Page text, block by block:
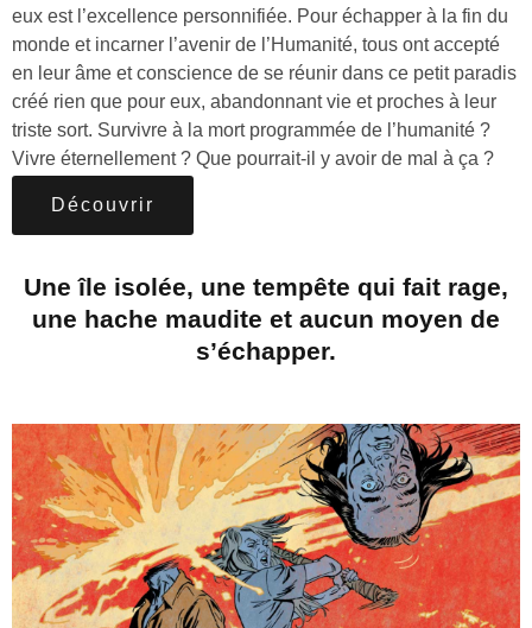
eux est l’excellence personnifiée. Pour échapper à la fin du
monde et incarner l’avenir de l’Humanité, tous ont accepté
en leur âme et conscience de se réunir dans ce petit paradis
créé rien que pour eux, abandonnant vie et proches à leur
triste sort. Survivre à la mort programmée de l’humanité ?
Vivre éternellement ? Que pourrait-il y avoir de mal à ça ?
Découvrir
Une île isolée, une tempête qui fait rage,
une hache maudite et aucun moyen de
s’échapper.